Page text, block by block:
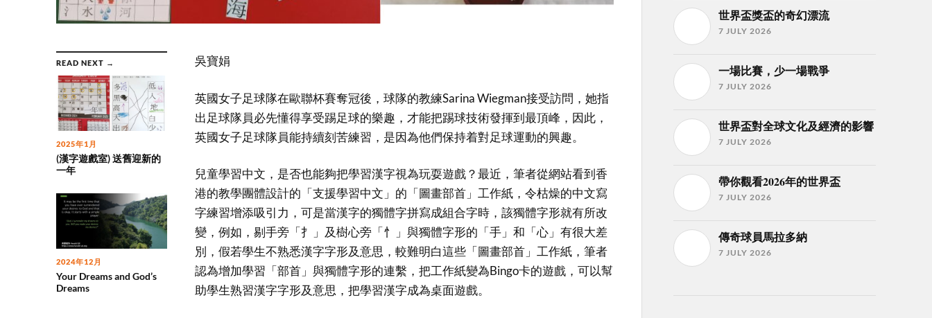
READ NEXT →
2025年1月
(漢字遊戲室) 送舊迎新的
一年
2024年12月
Your Dreams and God’s
Dreams
吳寶娟
英國女子足球隊在歐聯杯賽奪冠後，球隊的教練Sarina Wiegman接受訪問，她指
出足球隊員必先懂得享受踢足球的樂趣，才能把踢球技術發揮到最頂峰，因此，
英國女子足球隊員能持續刻苦練習，是因為他們保持着對足球運動的興趣。
兒童學習中文，是否也能夠把學習漢字視為玩耍遊戲？最近，筆者從網站看到香
港的教學團體設計的「支援學習中文」的「圖畫部首」工作紙，令枯燥的中文寫
字練習增添吸引力，可是當漢字的獨體字拼寫成組合字時，該獨體字形就有所改
變，例如，剔手旁「扌」及樹心旁「忄」與獨體字形的「手」和「心」有很大差
別，假若學生不熟悉漢字字形及意思，較難明白這些「圖畫部首」工作紙，筆者
認為增加學習「部首」與獨體字形的連繫，把工作紙變為Bingo卡的遊戲，可以幫
助學生熟習漢字字形及意思，把學習漢字成為桌面遊戲。
世界盃獎盃的奇幻漂流
7 JULY 2026
一場比賽，少一場戰爭
7 JULY 2026
世界盃對全球文化及經濟的影響
7 JULY 2026
帶你觀看2026年的世界盃
7 JULY 2026
傳奇球員馬拉多納
7 JULY 2026